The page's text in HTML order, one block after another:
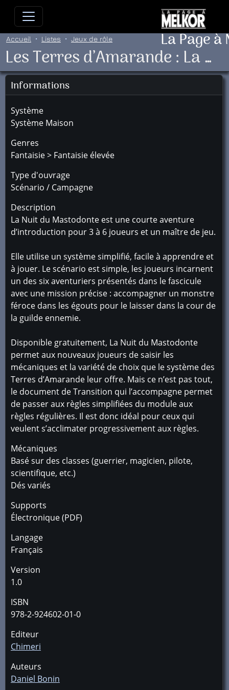
Allez directement au contenu
La Page
Accueil Listes Jeux de rôle
Les Terres d’Amarande : La Nuit du Mastodonte
Informations
Système
Système Maison
Genres
Fantaisie > Fantaisie élevée
Type d'ouvrage
Scénario / Campagne
Description
La Nuit du Mastodonte est une courte aventure
d’introduction pour 3 à 6 joueurs et un maître de jeu.
Elle utilise un système simplifié, facile à apprendre et
à jouer. Le scénario est simple, les joueurs incarnent
un des six aventuriers présentés dans le fascicule
avec une mission précise : accompagner un monstre
féroce dans les égouts pour le laisser dans la cour de
la guilde ennemie.
Disponible gratuitement, La Nuit du Mastodonte
permet aux nouveaux joueurs de saisir les
mécaniques et la variété de choix que le système des
Terres d’Amarande leur offre. Mais ce n’est pas tout,
le document de Transition qui l’accompagne permet
de passer aux règles simplifiées du module aux
règles régulières. Il est donc idéal pour ceux qui
veulent s’acclimater progressivement aux règles.
Mécaniques
Basé sur des classes (guerrier, magicien, pilote,
scientifique, etc.)
Dés variés
Supports
Électronique (PDF)
Langage
Français
Version
1.0
ISBN
978-2-924602-01-0
Editeur
Chimeri
Auteurs
Daniel Bonin